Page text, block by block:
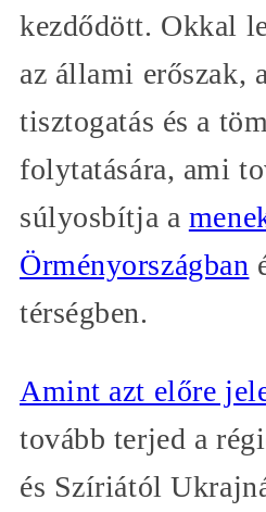
kezdődött. Okkal
az állami erőszak,
tisztogatás és a
folytatására, ami
súlyosbítja a
Örményországban
térségben.
Amint azt előre
tovább terjed a
és Szíriától